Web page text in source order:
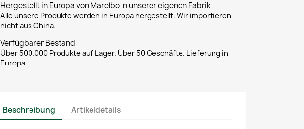
Hergestellt in Europa von Marelbo in unserer eigenen Fabrik
Alle unsere Produkte werden in Europa hergestellt. Wir importieren
nicht aus China.
Verfügbarer Bestand
Über 500.000 Produkte auf Lager. Über 50 Geschäfte. Lieferung in
Europa.
Beschreibung Artikeldetails